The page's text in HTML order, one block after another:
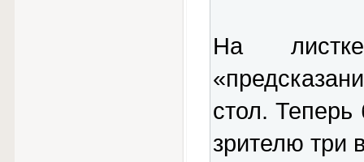
На
стол. Теперь
зрителю три